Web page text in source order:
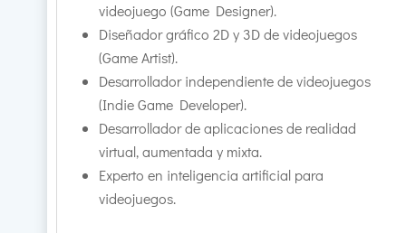
videojuego (Game Designer).
Diseñador gráfico 2D y 3D de videojuegos
(Game Artist).
Desarrollador independiente de videojuegos
(Indie Game Developer).
Desarrollador de aplicaciones de realidad
virtual, aumentada y mixta.
Experto en inteligencia artificial para
videojuegos.